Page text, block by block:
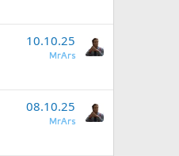
10.10.25
MrArs
08.10.25
MrArs